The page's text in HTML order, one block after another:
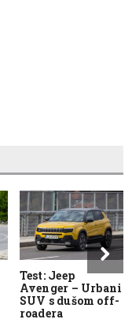
Test: Jeep
Avenger – Urbani
SUV s dušom off-
roadera